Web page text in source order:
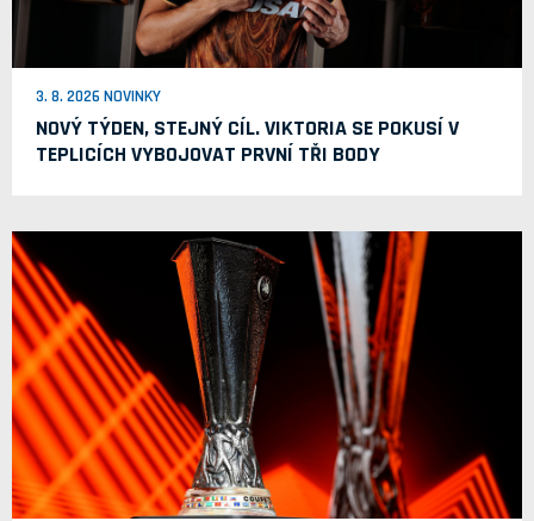
3. 8. 2026 NOVINKY
NOVÝ TÝDEN, STEJNÝ CÍL. VIKTORIA SE POKUSÍ V
TEPLICÍCH VYBOJOVAT PRVNÍ TŘI BODY